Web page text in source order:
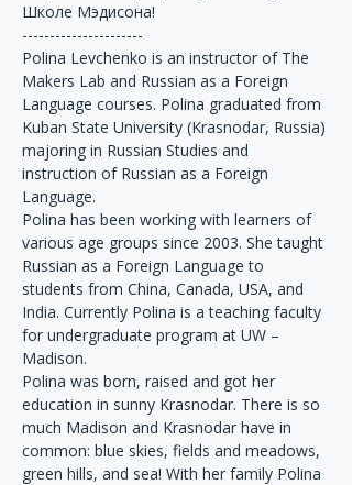
Школе Мэдисона!
----------------------
Polina Levchenko is an instructor of The
Makers Lab and Russian as a Foreign
Language courses. Polina graduated from
Kuban State University (Krasnodar, Russia)
majoring in Russian Studies and
instruction of Russian as a Foreign
Language.
Polina has been working with learners of
various age groups since 2003. She taught
Russian as a Foreign Language to
students from China, Canada, USA, and
India. Currently Polina is a teaching faculty
for undergraduate program at UW –
Madison.
Polina was born, raised and got her
education in sunny Krasnodar. There is so
much Madison and Krasnodar have in
common: blue skies, fields and meadows,
green hills, and sea! With her family Polina